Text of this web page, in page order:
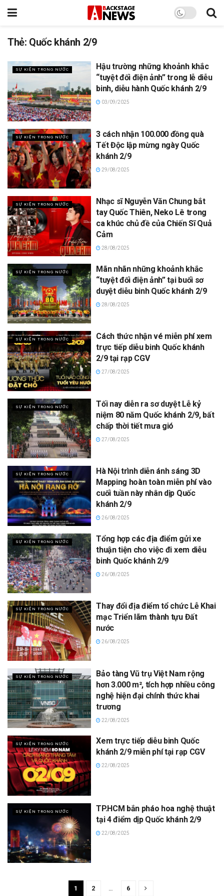
Thẻ: Quốc khánh 2/9
SỰ KIỆN TRONG NƯỚC
Hậu trường những khoảnh khắc
“tuyệt đối điện ảnh” trong lễ diễu
binh, diễu hành Quốc khánh 2/9
03/09/2025
SỰ KIỆN TRONG NƯỚC
3 cách nhận 100.000 đồng quà
Tết Độc lập mừng ngày Quốc
khánh 2/9
29/08/2025
SỰ KIỆN TRONG NƯỚC
Nhạc sĩ Nguyễn Văn Chung bắt
tay Quốc Thiên, Neko Lê trong
ca khúc chủ đề của Chiến Sĩ Quả
Cảm
28/08/2025
SỰ KIỆN TRONG NƯỚC
Mãn nhãn những khoảnh khắc
“tuyệt đối điện ảnh” tại buổi sơ
duyệt diễu binh Quốc khánh 2/9
28/08/2025
SỰ KIỆN TRONG NƯỚC
Cách thức nhận vé miễn phí xem
trực tiếp diễu binh Quốc khánh
2/9 tại rạp CGV
27/08/2025
SỰ KIỆN TRONG NƯỚC
Tối nay diễn ra sơ duyệt Lễ kỷ
niệm 80 năm Quốc khánh 2/9, bất
chấp thời tiết mưa gió
27/08/2025
SỰ KIỆN TRONG NƯỚC
Hà Nội trình diễn ánh sáng 3D
Mapping hoàn toàn miễn phí vào
cuối tuần này nhân dịp Quốc
khánh 2/9
26/08/2025
SỰ KIỆN TRONG NƯỚC
Tổng hợp các địa điểm gửi xe
thuận tiện cho việc đi xem diễu
binh Quốc khánh 2/9
26/08/2025
SỰ KIỆN TRONG NƯỚC
Thay đổi địa điểm tổ chức Lễ Khai
mạc Triển lãm thành tựu Đất
nước
26/08/2025
SỰ KIỆN TRONG NƯỚC
Bảo tàng Vũ trụ Việt Nam rộng
hơn 3.000 m², tích hợp nhiều công
nghệ hiện đại chính thức khai
trương
22/08/2025
SỰ KIỆN TRONG NƯỚC
Xem trực tiếp diễu binh Quốc
khánh 2/9 miễn phí tại rạp CGV
22/08/2025
SỰ KIỆN TRONG NƯỚC
TP.HCM bắn pháo hoa nghệ thuật
tại 4 điểm dịp Quốc khánh 2/9
22/08/2025
1 2 … 6